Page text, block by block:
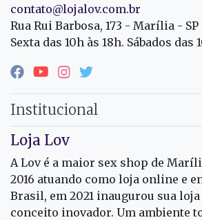
contato@lojalov.com.br
Rua Rui Barbosa, 173 - Marília - SP
Sexta das 10h às 18h. Sábados das
Institucional
Loja Lov
A Lov é a maior sex shop de
2016 atuando como loja online e
Brasil, em 2021 inaugurou sua
conceito inovador. Um ambiente